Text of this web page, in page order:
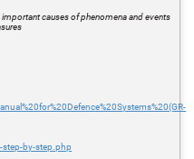
causes of phenomena and events
by-step.php